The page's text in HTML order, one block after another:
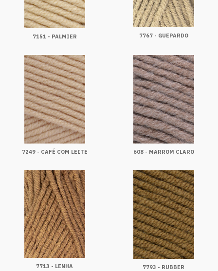
7151 - PALMIER 7767 - GUEPARDO
7249 - CAFÉ COM LEITE 608 - MARROM CLARO
7713 - LENHA 7793 - RUBBER